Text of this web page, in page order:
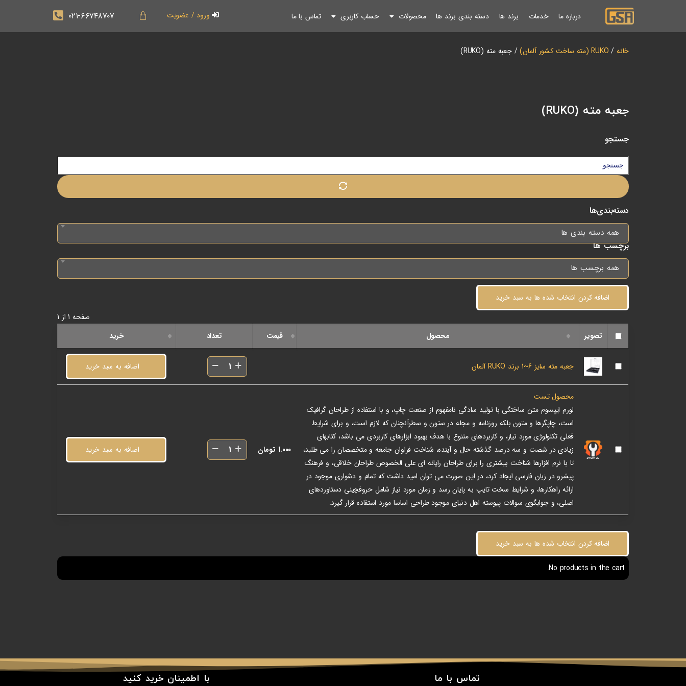
درباره ما خدمات برند ها دسته بندی برند ها محصولات حساب کاربری تماس با ما ورود / عضویت ۰۲۱-۶۶۷۴۸۷۰۷
خانه/ RUKO (مته ساخت کشور آلمان) / جعبه مته (RUKO)
جعبه مته (RUKO)
جستجو
دسته‌بندی‌ها
همه دسته بندی ها
برچسب ها
همه برچسب ها
اضافه کردن انتخاب شده ها به سبد خرید
صفحه 1 از 1
تصویر
محصول قیمت تعداد خرید
جعبه مته سایز 6~1 برند RUKO آلمان اضافه به سبد خرید
محصول تست
لورم ایپسوم متن ساختگی با تولید سادگی نامفهوم از صنعت چاپ، و با استفاده از طراحان گرافیک
است، چاپگرها و متون بلکه روزنامه و مجله در ستون و سطرآنچنان که لازم است، و برای شرایط
فعلی تکنولوژی مورد نیاز، و کاربردهای متنوع با هدف بهبود ابزارهای کاربردی می باشد، کتابهای
زیادی در شصت و سه درصد گذشته حال و آینده، شناخت فراوان جامعه و متخصصان را می طلبد،
تا با نرم افزارها شناخت بیشتری را برای طراحان رایانه ای علی الخصوص طراحان خلاقی، و فرهنگ
پیشرو در زبان فارسی ایجاد کرد، در این صورت می توان امید داشت که تمام و دشواری موجود در
ارائه راهکارها، و شرایط سخت تایپ به پایان رسد و زمان مورد نیاز شامل حروفچینی دستاوردهای
اصلی، و جوابگوی سوالات پیوسته اهل دنیای موجود طراحی اساسا مورد استفاده قرار گیرد.
1.000 تومان اضافه به سبد خرید
اضافه کردن انتخاب شده ها به سبد خرید
No products in the cart.
تماس با ما با اطمینان خرید کنید